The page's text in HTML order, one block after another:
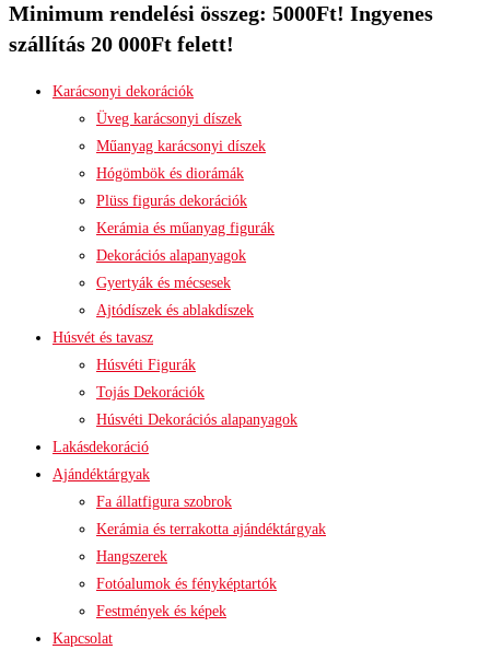
Minimum rendelési összeg: 5000Ft! Ingyenes
szállítás 20 000Ft felett!
Karácsonyi dekorációk
Üveg karácsonyi díszek
Műanyag karácsonyi díszek
Hógömbök és diorámák
Plüss figurás dekorációk
Kerámia és műanyag figurák
Dekorációs alapanyagok
Gyertyák és mécsesek
Ajtódíszek és ablakdíszek
Húsvét és tavasz
Húsvéti Figurák
Tojás Dekorációk
Húsvéti Dekorációs alapanyagok
Lakásdekoráció
Ajándéktárgyak
Fa állatfigura szobrok
Kerámia és terrakotta ajándéktárgyak
Hangszerek
Fotóalumok és fényképtartók
Festmények és képek
Kapcsolat